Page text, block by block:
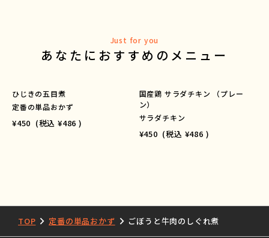
Just for you
あなたにおすすめのメニュー
ひじきの五目煮
定番の単品おかず
¥450 (税込 ¥486 )
国産鶏 サラダチキン （プレー
ン）
サラダチキン
¥450 (税込 ¥486 )
TOP 定番の単品おかず ごぼうと牛肉のしぐれ煮